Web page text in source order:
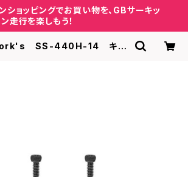
ショッピングでお買い物を、GBサーキッ
走行を楽しもう！
SS-440H-14 キャ